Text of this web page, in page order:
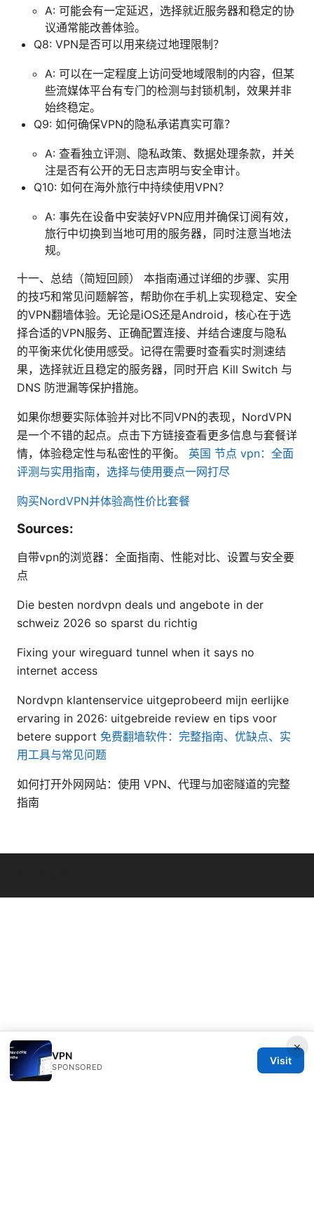
A: 可能会有一定延迟，选择就近服务器和稳定的协
议通常能改善体验。
Q8: VPN是否可以用来绕过地理限制？
A: 可以在一定程度上访问受地域限制的内容，但某
些流媒体平台有专门的检测与封锁机制，效果并非
始终稳定。
Q9: 如何确保VPN的隐私承诺真实可靠？
A: 查看独立评测、隐私政策、数据处理条款，并关
注是否有公开的无日志声明与安全审计。
Q10: 如何在海外旅行中持续使用VPN？
A: 事先在设备中安装好VPN应用并确保订阅有效，
旅行中切换到当地可用的服务器，同时注意当地法
规。
十一、总结（简短回顾） 本指南通过详细的步骤、实用
的技巧和常见问题解答，帮助你在手机上实现稳定、安全
的VPN翻墙体验。无论是iOS还是Android，核心在于选
择合适的VPN服务、正确配置连接、并结合速度与隐私
的平衡来优化使用感受。记得在需要时查看实时测速结
果，选择就近且稳定的服务器，同时开启 Kill Switch 与
DNS 防泄漏等保护措施。
如果你想要实际体验并对比不同VPN的表现，NordVPN
是一个不错的起点。点击下方链接查看更多信息与套餐详
情，体验稳定性与私密性的平衡。 英国 节点 vpn：全面
评测与实用指南，选择与使用要点一网打尽
购买NordVPN并体验高性价比套餐
Sources:
自带vpn的浏览器：全面指南、性能对比、设置与安全要
点
Die besten nordvpn deals und angebote in der
schweiz 2026 so sparst du richtig
Fixing your wireguard tunnel when it says no
internet access
Nordvpn klantenservice uitgeprobeerd mijn eerlijke
ervaring in 2026: uitgebreide review en tips voor
betere support 免费翻墙软件：完整指南、优缺点、实
用工具与常见问题
如何打开外网网站：使用 VPN、代理与加密隧道的完整
指南
×
VPN
SPONSORED
Visit